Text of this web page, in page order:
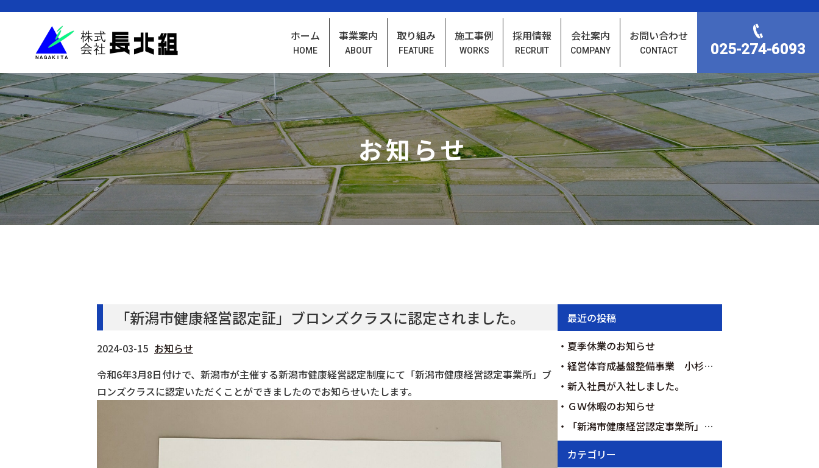
ホーム
HOME
事業案内
ABOUT
取り組み
FEATURE
施工事例
WORKS
採用情報
RECRUIT
会社案内
COMPANY
お問い合わせ
CONTACT 025-274-6093
お知らせ
「新潟市健康経営認定証」ブロンズクラスに認定されました。
2024-03-15 お知らせ
令和6年3月8日付けで、新潟市が主催する新潟市健康経営認定制度にて「新潟市健康経営認定事業所」ブ
ロンズクラスに認定いただくことができましたのでお知らせいたします。
最近の投稿
夏季休業のお知らせ
経営体育成基盤整備事業 小杉地区 区画整理第３－１次工事を契約いたしました。
新入社員が入社しました。
ＧＷ休暇のお知らせ
「新潟市健康経営認定事業所」ゴールドクラス認定のお知らせ
カテゴリー